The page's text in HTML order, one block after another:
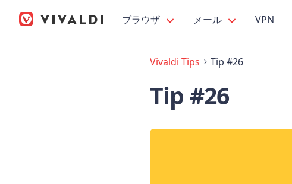
ブラウザ メール VPN
Vivaldi Tips Tip #26
Tip #26